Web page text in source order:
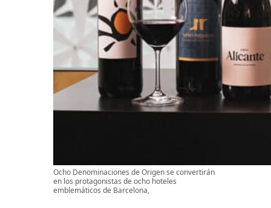
Ocho Denominaciones de Origen se convertirán
en los protagonistas de ocho hoteles
emblemáticos de Barcelona,